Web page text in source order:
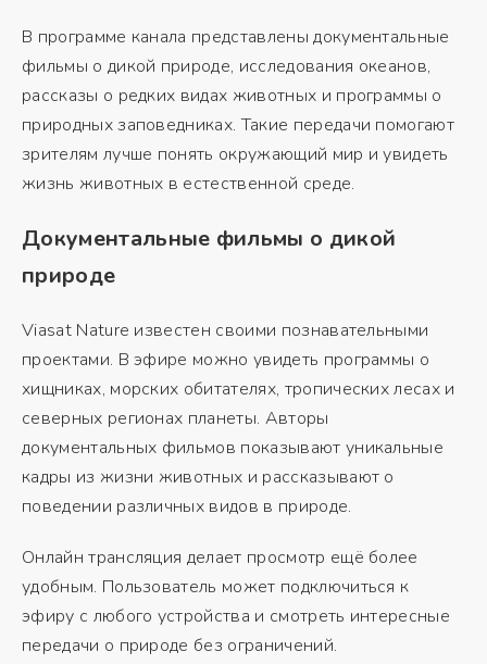
В программе канала представлены документальные
фильмы о дикой природе, исследования океанов,
рассказы о редких видах животных и программы о
природных заповедниках. Такие передачи помогают
зрителям лучше понять окружающий мир и увидеть
жизнь животных в естественной среде.
Документальные фильмы о дикой
природе
Viasat Nature известен своими познавательными
проектами. В эфире можно увидеть программы о
хищниках, морских обитателях, тропических лесах и
северных регионах планеты. Авторы
документальных фильмов показывают уникальные
кадры из жизни животных и рассказывают о
поведении различных видов в природе.
Онлайн трансляция делает просмотр ещё более
удобным. Пользователь может подключиться к
эфиру с любого устройства и смотреть интересные
передачи о природе без ограничений.